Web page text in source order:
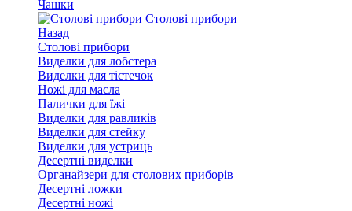
Чашки
Столові прибори
Назад
Столові прибори
Виделки для лобстера
Виделки для тістечок
Ножі для масла
Палички для їжі
Виделки для равликів
Виделки для стейку
Виделки для устриць
Десертні виделки
Органайзери для столових приборів
Десертні ложки
Десертні ножі